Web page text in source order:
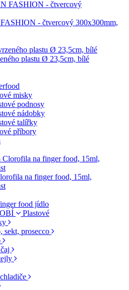
- čtvercový 300x300mm,
plastu Ø 23,5cm, bílé
misky
podnosy
nádobky
talířky
příbory
na finger food, 15ml,
Plastové
sekt, prosecco